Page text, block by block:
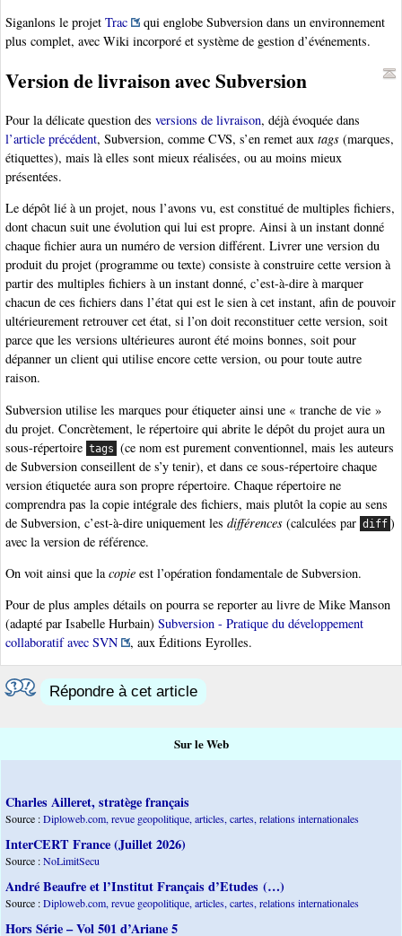
Siganlons le projet Trac
qui englobe Subversion dans un environnement
plus complet, avec Wiki incorporé et système de gestion d’événements.
Version de livraison avec Subversion
Pour la délicate question des versions de livraison, déjà évoquée dans
l’article précédent, Subversion, comme CVS, s’en remet aux tags (marques,
étiquettes), mais là elles sont mieux réalisées, ou au moins mieux
présentées.
Le dépôt lié à un projet, nous l’avons vu, est constitué de multiples fichiers,
dont chacun suit une évolution qui lui est propre. Ainsi à un instant donné
chaque fichier aura un numéro de version différent. Livrer une version du
produit du projet (programme ou texte) consiste à construire cette version à
partir des multiples fichiers à un instant donné, c’est-à-dire à marquer
chacun de ces fichiers dans l’état qui est le sien à cet instant, afin de pouvoir
ultérieurement retrouver cet état, si l’on doit reconstituer cette version, soit
parce que les versions ultérieures auront été moins bonnes, soit pour
dépanner un client qui utilise encore cette version, ou pour toute autre
raison.
Subversion utilise les marques pour étiqueter ainsi une « tranche de vie »
du projet. Concrètement, le répertoire qui abrite le dépôt du projet aura un
sous-répertoire tags (ce nom est purement conventionnel, mais les auteurs
de Subversion conseillent de s’y tenir), et dans ce sous-répertoire chaque
version étiquetée aura son propre répertoire. Chaque répertoire ne
comprendra pas la copie intégrale des fichiers, mais plutôt la copie au sens
de Subversion, c’est-à-dire uniquement les différences (calculées par diff )
avec la version de référence.
On voit ainsi que lacopie est l’opération fondamentale de Subversion.
Pour de plus amples détails on pourra se reporter au livre de Mike Manson
(adapté par Isabelle Hurbain) Subversion - Pratique du développement
collaboratif avec SVN
, aux Éditions Eyrolles.
Répondre à cet article
Sur le Web
Charles Ailleret, stratège français
Source :Diploweb.com, revue geopolitique, articles, cartes, relations internationales
InterCERT France (Juillet 2026)
Source :NoLimitSecu
André Beaufre et l’Institut Français d’Etudes (…)
Source :Diploweb.com, revue geopolitique, articles, cartes, relations internationales
Hors Série – Vol 501 d’Ariane 5